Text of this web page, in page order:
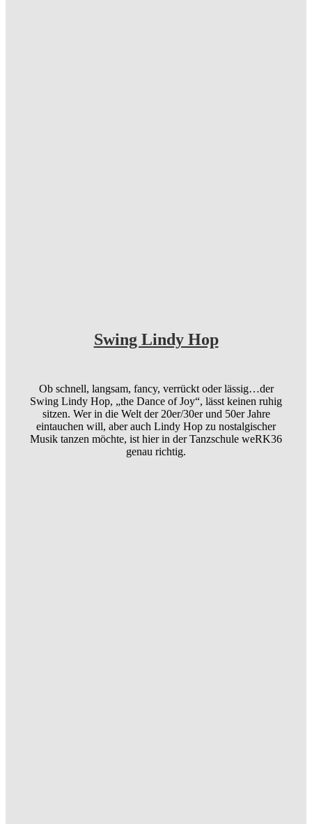
Swing Lindy Hop
Ob schnell, langsam, fancy, verrückt oder lässig…der
Swing Lindy Hop, „the Dance of Joy“, lässt keinen ruhig
sitzen. Wer in die Welt der 20er/30er und 50er Jahre
eintauchen will, aber auch Lindy Hop zu nostalgischer
Musik tanzen möchte, ist hier in der Tanzschule weRK36
genau richtig.